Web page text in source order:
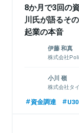
8か月で3回の
川氏が語るそ
起業の本音
伊藤 和真
株式会社
俳句SNSアプリ『
却。18歳当時、
いという課題を感
プラットフォーム『
謗中傷等の違法・
小川 嶺
株式会社タ
1997年生まれ。東
会社oneboxでイ
スコンテスト（
資金調達 U30